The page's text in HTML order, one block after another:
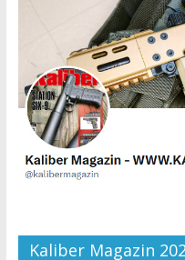
Kaliber Magazin